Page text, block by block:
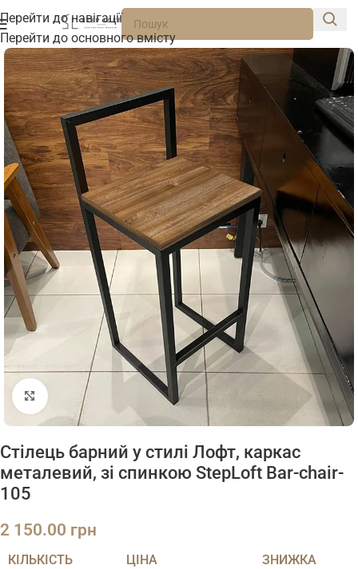
Перейти до навігації
Перейти до основного вмісту
Натисніть, щоб збільшити
Стілець барний у стилі Лофт, каркас
металевий, зі спинкою StepLoft Bar-chair-
105
2 150.00 грн
КІЛЬКІСТЬ ЦІНА ЗНИЖКА